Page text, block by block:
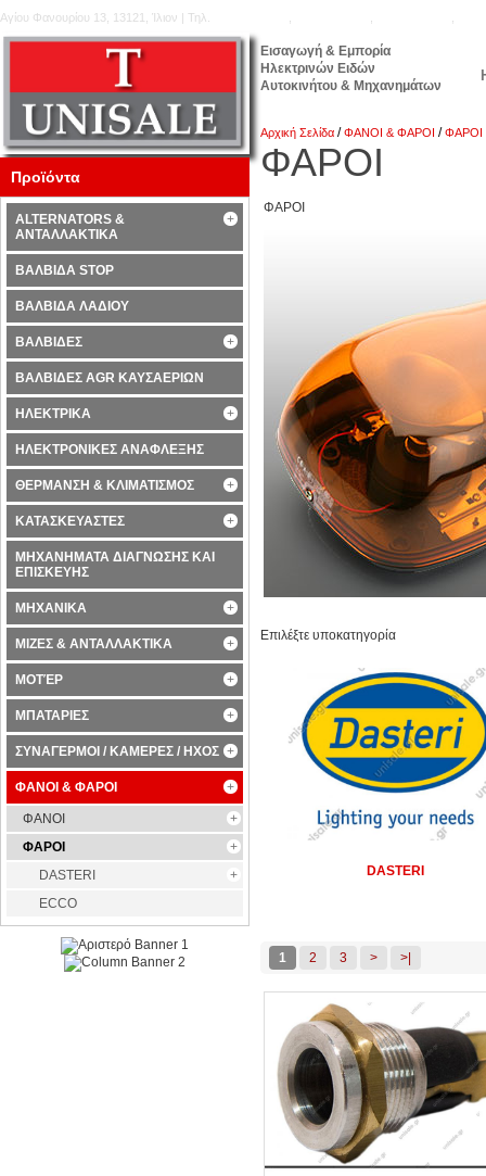
Εισαγωγή & Εμπορία
Ηλεκτρινών Ειδών
Αυτοκινήτου & Μηχανημάτων
Αγίου Φανουρίου 13, 13121, Ίλιον | Τηλ.
Αρχική Σελίδα /ΦΑΝΟΙ & ΦΑΡΟΙ /ΦΑΡΟΙ
ΦΑΡΟΙ
ΦΑΡΟΙ
Επιλέξτε υποκατηγορία
DASTERI
1 2 3 > >|
Προϊόντα
ALTERNATORS &
ΑΝΤΑΛΛΑΚΤΙΚΑ
ΒΑΛΒΙΔΑ STOP
ΒΑΛΒΙΔΑ ΛΑΔΙΟΥ
ΒΑΛΒΙΔΕΣ
ΒΑΛΒΙΔΕΣ AGR ΚΑΥΣΑΕΡΙΩΝ
ΗΛΕΚΤΡΙΚΑ
ΗΛΕΚΤΡΟΝΙΚΕΣ ΑΝΑΦΛΕΞΗΣ
ΘΕΡΜΑΝΣΗ & ΚΛΙΜΑΤΙΣΜΟΣ
ΚΑΤΑΣΚΕΥΑΣΤΕΣ
ΜΗΧΑΝΗΜΑΤΑ ΔΙΑΓΝΩΣΗΣ ΚΑΙ
ΕΠΙΣΚΕΥΗΣ
ΜΗΧΑΝΙΚΑ
ΜΙΖΕΣ & ΑΝΤΑΛΛΑΚΤΙΚΑ
ΜΟΤΈΡ
ΜΠΑΤΑΡΙΕΣ
ΣΥΝΑΓΕΡΜΟΙ / ΚΑΜΕΡΕΣ / ΗΧΟΣ
ΦΑΝΟΙ & ΦΑΡΟΙ
ΦΑΝΟΙ
ΦΑΡΟΙ
DASTERI
ECCO